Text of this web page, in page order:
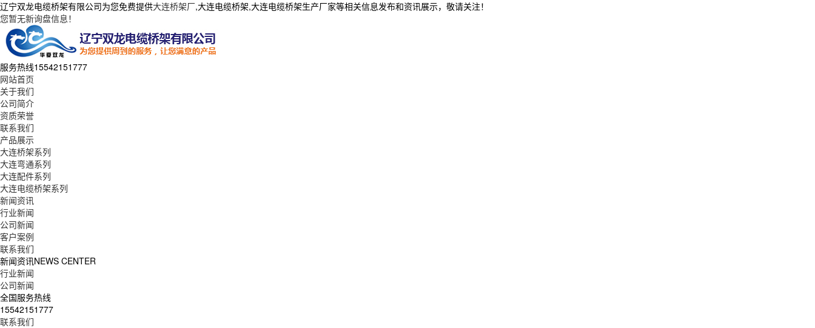
辽宁双龙电缆桥架有限公司为您免费提供大连桥架厂,大连电缆桥架,大连电缆桥架生产厂家等相关信息发布和资讯展示，敬请关注！
您暂无新询盘信息！
服务热线15542151777
网站首页
关于我们
公司简介
资质荣誉
联系我们
产品展示
大连桥架系列
大连弯通系列
大连配件系列
大连电缆桥架系列
新闻资讯
行业新闻
公司新闻
客户案例
联系我们
新闻资讯NEWS CENTER
行业新闻
公司新闻
全国服务热线
15542151777
联系我们